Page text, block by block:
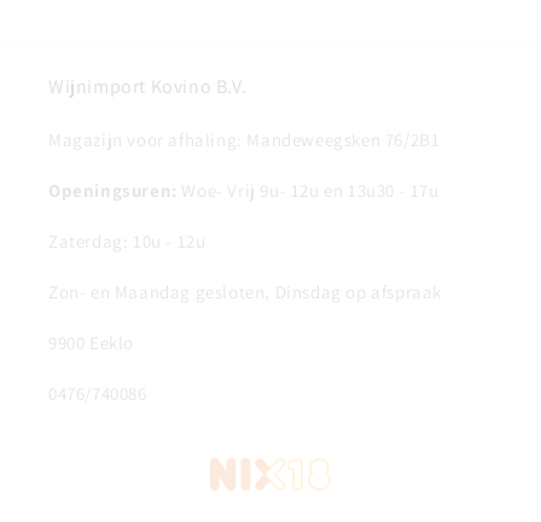
Wijnimport Kovino B.V.
Magazijn voor afhaling: Mandeweegsken 76/2B1
Openingsuren: Woe- Vrij 9u- 12u en 13u30 - 17u
Zaterdag: 10u - 12u
Zon- en Maandag gesloten, Dinsdag op afspraak
9900 Eeklo
0476/740086